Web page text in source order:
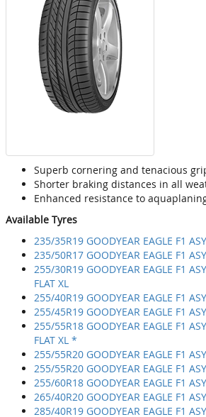
Superb cornering and tenacious
Shorter braking distances in all
Enhanced resistance to
Available Tyres
235/35R19 GOODYEAR EAGLE F1
235/50R17 GOODYEAR EAGLE F1
255/30R19 GOODYEAR EAGLE F1
FLAT XL
255/40R19 GOODYEAR EAGLE F1
255/45R19 GOODYEAR EAGLE F1
255/55R18 GOODYEAR EAGLE F1
FLAT XL *
255/55R20 GOODYEAR EAGLE F1
255/55R20 GOODYEAR EAGLE F1
255/60R18 GOODYEAR EAGLE F1
265/40R20 GOODYEAR EAGLE F1
285/40R19 GOODYEAR EAGLE F1